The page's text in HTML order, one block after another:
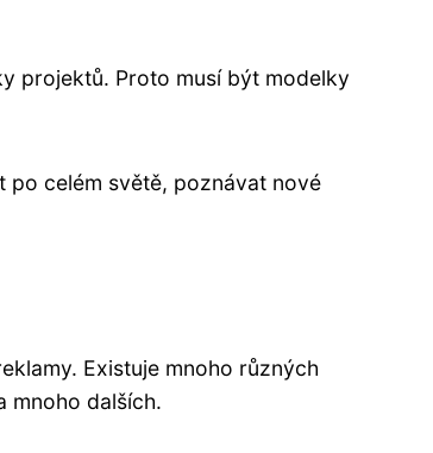
projektů. Proto musí být modelky
po celém světě, poznávat nové
Existuje mnoho různých
mnoho dalších.